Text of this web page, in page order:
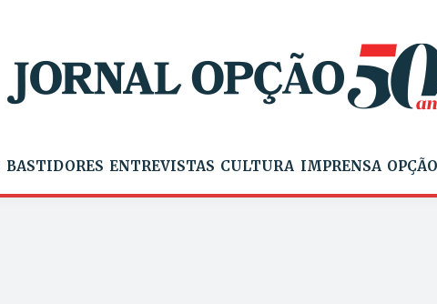
BASTIDORES ENTREVISTAS CULTURA IMPRENSA